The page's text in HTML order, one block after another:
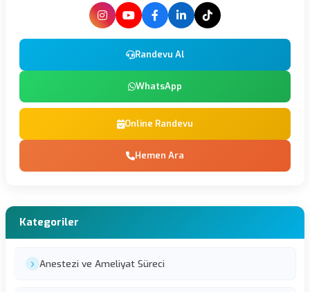
Randevu Al
WhatsApp
Online Randevu
Hemen Ara
Kategoriler
Anestezi ve Ameliyat Süreci